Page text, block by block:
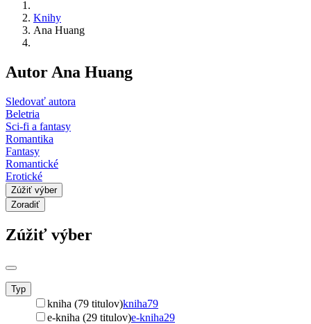
Knihy
Ana Huang
Autor Ana Huang
Sledovať autora
Beletria
Sci-fi a fantasy
Romantika
Fantasy
Romantické
Erotické
Zúžiť výber
Zoradiť
Zúžiť výber
Typ
kniha (79 titulov)kniha79
e-kniha (29 titulov)e-kniha29